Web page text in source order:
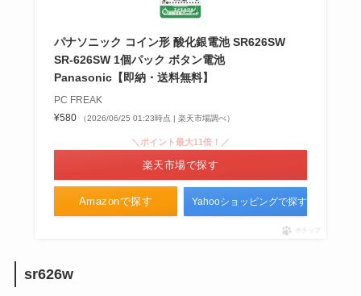
てる？三角シベリアの販売店を調
キャロライナヘレラ212はドンキ
る場所を調査！
マシェリのシャンプーが売ってな
い！販売中止？ドラッグストア・
スーパーやネットで購入可能？
パナソニック コイン形 酸化銀電池 SR626SW
SR-626SW 1個パック ボタン電池
Panasonic【即納・送料無料】
PC FREAK
¥580
（2026/06/25 01:23時点 | 楽天市場調べ）
Amazonで探す
＼ポイント最大11倍！／
楽天市場で探す
Yahooショッピングで探す
ポチップ
sr626w